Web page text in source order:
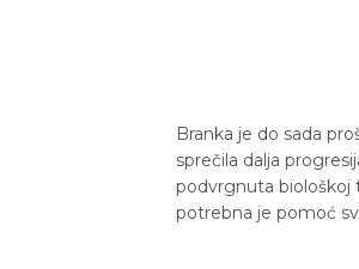
Branka je do sada
sprečila dalja
podvrgnuta biološkoj
potrebna je pomoć